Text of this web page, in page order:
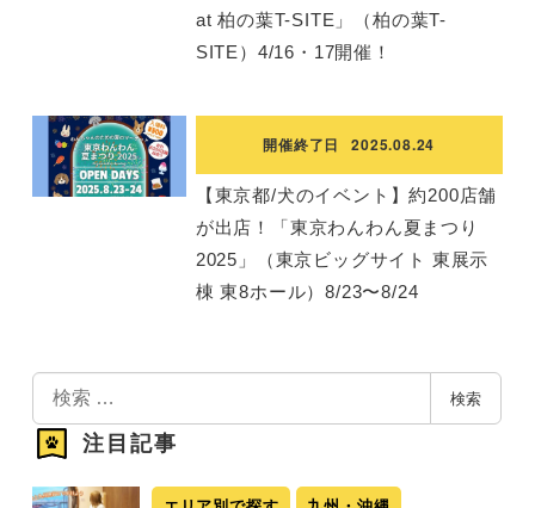
at 柏の葉T-SITE」（柏の葉T-
SITE）4/16・17開催！
開催終了日 2025.08.24
【東京都/犬のイベント】約200店舗
が出店！「東京わんわん夏まつり
2025」（東京ビッグサイト 東展示
棟 東8ホール）8/23〜8/24
索
検索
注目記事